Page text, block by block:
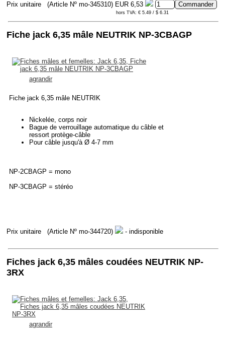
Prix unitaire (Article Nº mo-345310) EUR 6,53
hors TVA: € 5.49 / $ 6.31
Fiche jack 6,35 mâle NEUTRIK NP-3CBAGP
agrandir
Fiche jack 6,35 mâle NEUTRIK
Nickelée, corps noir
Bague de verrouillage automatique du câble et
ressort protège-câble
Pour câble jusqu'à Ø 4-7 mm
NP-2CBAGP = mono
NP-3CBAGP = stéréo
Prix unitaire (Article Nº mo-344720) - indisponible
Fiches jack 6,35 mâles coudées NEUTRIK NP-
3RX
agrandir